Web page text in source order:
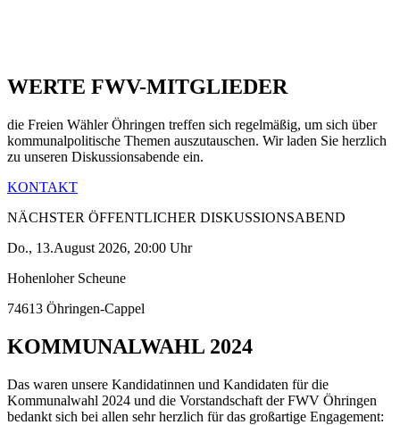
WERTE FWV-MITGLIEDER
die Freien Wähler Öhringen treffen sich regelmäßig, um sich über
kommunalpolitische Themen auszutauschen. Wir laden Sie herzlich
zu unseren Diskussionsabende ein.
KONTAKT
NÄCHSTER ÖFFENTLICHER DISKUSSIONSABEND
Do., 13.August 2026, 20:00 Uhr
Hohenloher Scheune
74613 Öhringen-Cappel
KOMMUNALWAHL 2024
Das waren unsere Kandidatinnen und Kandidaten für die
Kommunalwahl 2024 und die Vorstandschaft der FWV Öhringen
bedankt sich bei allen sehr herzlich für das großartige Engagement: